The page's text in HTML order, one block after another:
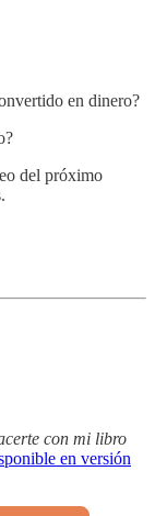
en dinero?
del próximo
con mi libro
en versión